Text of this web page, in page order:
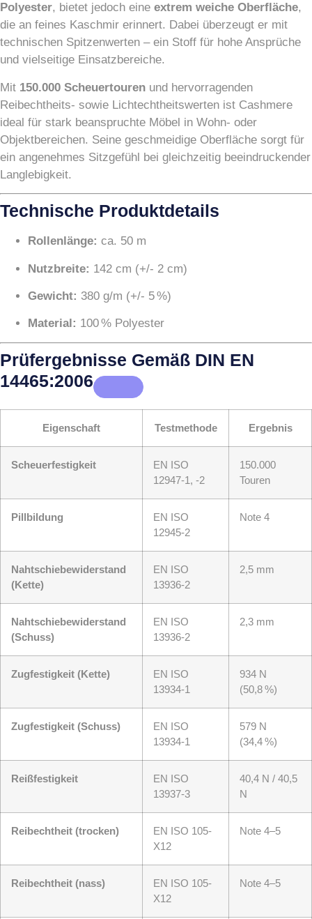
Polyester, bietet jedoch eine extrem weiche Oberfläche,
die an feines Kaschmir erinnert. Dabei überzeugt er mit
technischen Spitzenwerten – ein Stoff für hohe Ansprüche
und vielseitige Einsatzbereiche.
Mit 150.000 Scheuertouren und hervorragenden
Reibechtheits- sowie Lichtechtheitswerten ist Cashmere
ideal für stark beanspruchte Möbel in Wohn- oder
Objektbereichen. Seine geschmeidige Oberfläche sorgt für
ein angenehmes Sitzgefühl bei gleichzeitig beeindruckender
Langlebigkeit.
Technische Produktdetails
Rollenlänge: ca. 50 m
Nutzbreite: 142 cm (+/- 2 cm)
Gewicht: 380 g/m (+/- 5 %)
Material: 100 % Polyester
Prüfergebnisse Gemäß DIN EN
14465:2006
Eigenschaft Testmethode Ergebnis
Scheuerfestigkeit
EN ISO
12947-1, -2
150.000
Touren
Pillbildung
EN ISO
12945-2
Note 4
Nahtschiebewiderstand
(Kette)
EN ISO
13936-2
2,5 mm
Nahtschiebewiderstand
(Schuss)
EN ISO
13936-2
2,3 mm
Zugfestigkeit (Kette)
EN ISO
13934-1
934 N
(50,8 %)
Zugfestigkeit (Schuss)
EN ISO
13934-1
579 N
(34,4 %)
Reißfestigkeit
EN ISO
13937-3
40,4 N / 40,5
N
Reibechtheit (trocken)
EN ISO 105-
X12
Note 4–5
Reibechtheit (nass)
EN ISO 105-
X12
Note 4–5